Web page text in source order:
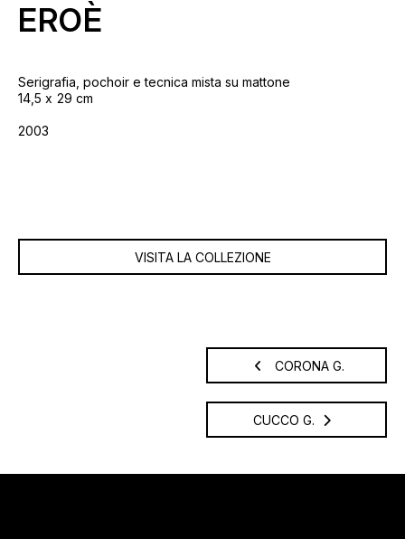
EROÈ
Serigrafia, pochoir e tecnica mista su mattone
14,5
29 cm
2003
VISITA LA COLLEZIONE
CORONA G.
CUCCO G.